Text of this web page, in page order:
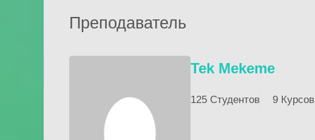
Преподаватель
Tek Mekeme
125 Студентов 9 Курсов